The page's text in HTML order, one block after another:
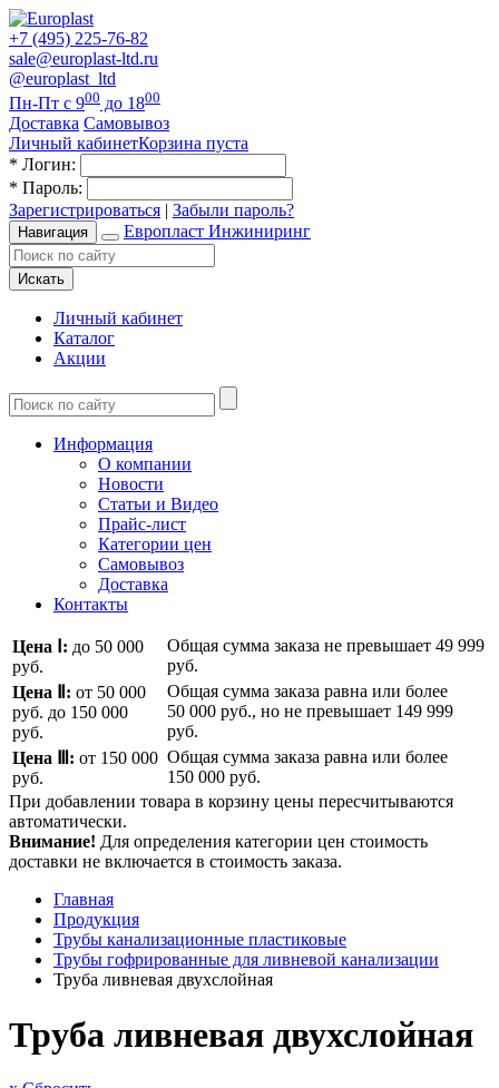
+7 (495) 225-76-82
sale@europlast-ltd.ru
@europlast_ltd
Пн-Пт с 900 до 1800
Доставка Самовывоз
Личный кабинетКорзина пуста
* Логин:
* Пароль:
Зарегистрироваться | Забыли пароль?
Навигация Европласт Инжиниринг
Искать
Личный кабинет
Каталог
Акции
Информация
О компании
Новости
Статьи и Видео
Прайс-лист
Категории цен
Самовывоз
Доставка
Контакты
Цена Ⅰ: до 50 000
руб.
Общая сумма заказа не превышает 49 999
руб.
Цена Ⅱ: от 50 000
руб. до 150 000
руб.
Общая сумма заказа равна или более
50 000 руб., но не превышает 149 999
руб.
Цена Ⅲ: от 150 000
руб.
Общая сумма заказа равна или более
150 000 руб.
При добавлении товара в корзину цены пересчитываются
автоматически.
Внимание! Для определения категории цен стоимость
доставки не включается в стоимость заказа.
Главная
Продукция
Трубы канализационные пластиковые
Трубы гофрированные для ливневой канализации
Труба ливневая двухслойная
Труба ливневая двухслойная